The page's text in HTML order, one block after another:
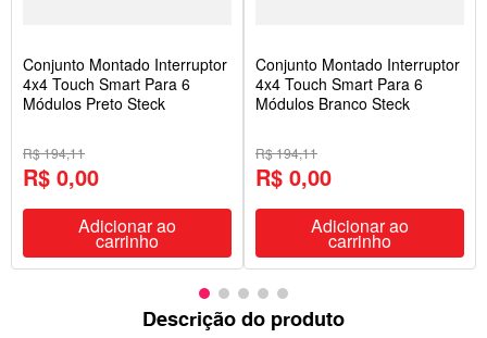
Conjunto Montado Interruptor
4x4 Touch Smart Para 6
Módulos Preto Steck
R$ 194,11
R$ 0,00
Adicionar ao
carrinho
Conjunto Montado Interruptor
4x4 Touch Smart Para 6
Módulos Branco Steck
R$ 194,11
R$ 0,00
Adicionar ao
carrinho
Descrição do produto